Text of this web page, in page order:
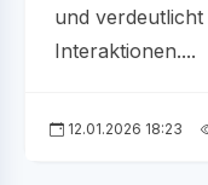
und
Interaktionen....
12.01.2026 18:23